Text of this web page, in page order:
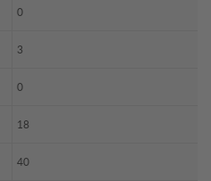
0
3
0
18
40